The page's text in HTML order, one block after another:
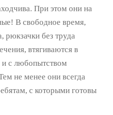
При этом они на
В свободное время,
рюкзачки без труда
втягиваются в
с любопытством
не менее они всегда
с которыми готовы